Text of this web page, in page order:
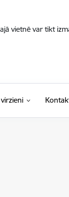
vietnē var tikt